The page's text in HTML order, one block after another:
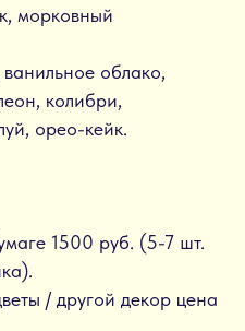
морковный
облако,
колибри,
орео-кейк.
1500 руб. (5-7 шт.
/ другой декор цена